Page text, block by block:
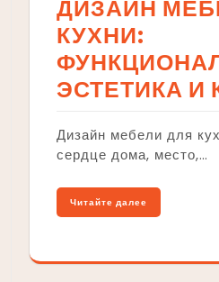
ДИЗАЙН
КУХНИ:
ЭСТЕТИКА И
Дизайн мебели для
сердце дома, место,…
Читайте далее